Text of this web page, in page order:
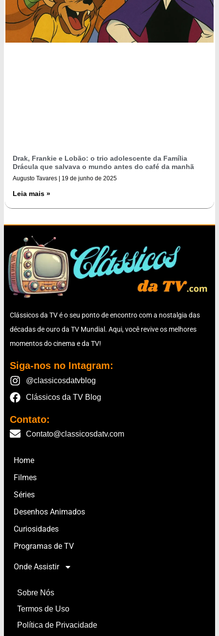
Drak, Frankie e Lobão: o trio adolescente da Família
Drácula que salvava o mundo antes do café da manhã
Augusto Tavares 19 de junho de 2025
Leia mais »
Clássicos da TV é o seu ponto de encontro com a nostalgia das
décadas de ouro da TV Mundial. Aqui, você revive os melhores
momentos do cinema e da TV!
Siga-nos no Intagram:
@classicosdatvblog
Clássicos da TV Blog
Contato:
Contato@classicosdatv.com
Home
Filmes
Séries
Desenhos Animados
Curiosidades
Programas de TV
Onde Assistir
Sobre Nós
Termos de Uso
Política de Privacidade